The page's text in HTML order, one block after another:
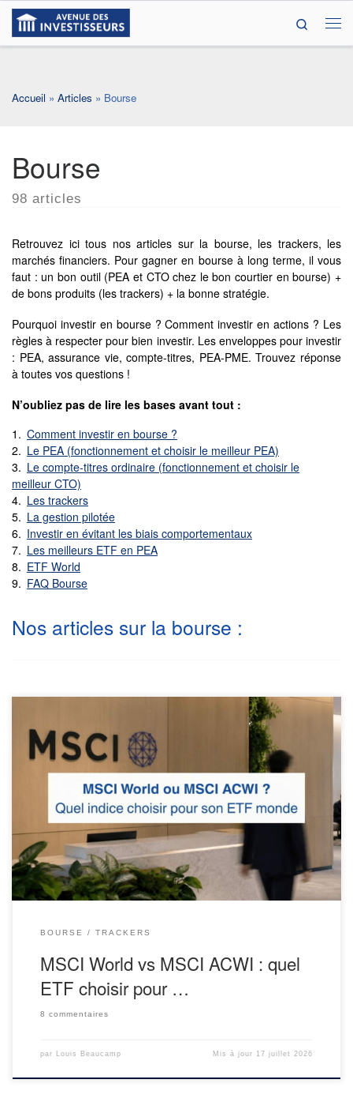
Passer au contenu
Search
Accueil » Articles » Bourse
Bourse
98 articles
Retrouvez ici tous nos articles sur la bourse, les trackers, les
marchés financiers. Pour gagner en bourse à long terme, il vous
faut : un bon outil (PEA et CTO chez le bon courtier en bourse) +
de bons produits (les trackers) + la bonne stratégie.
Pourquoi investir en bourse ? Comment investir en actions ? Les
règles à respecter pour bien investir. Les enveloppes pour investir
: PEA, assurance vie, compte-titres, PEA-PME. Trouvez réponse
à toutes vos questions !
N’oubliez pas de lire les bases avant tout :
Comment investir en bourse ?
Le PEA (fonctionnement et choisir le meilleur PEA)
Le compte-titres ordinaire (fonctionnement et choisir le
meilleur CTO)
Les trackers
La gestion pilotée
Investir en évitant les biais comportementaux
Les meilleurs ETF en PEA
ETF World
FAQ Bourse
Nos articles sur la bourse :
Faut-il investir dans un ETF MSCI World ou dans un ETF MSCI
ACWI ? Voire, pourquoi pas, uniquement dans un ETF S&P 500,
puisque les grandes entreprises américaines réalisent une bonne
partie de leur chiffre d’affaires partout dans le monde ? Le débat
est plus subtil qu’il n’y paraît.
[…]
BOURSE TRACKERS
MSCI World vs MSCI ACWI : quel
ETF choisir pour …
8 commentaires
par Louis Beaucamp Mis à jour 17 juillet 2026